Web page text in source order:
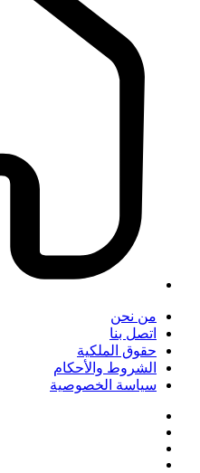
من نحن
اتصل بنا
حقوق الملكية
الشروط والأحكام
سياسة الخصوصية